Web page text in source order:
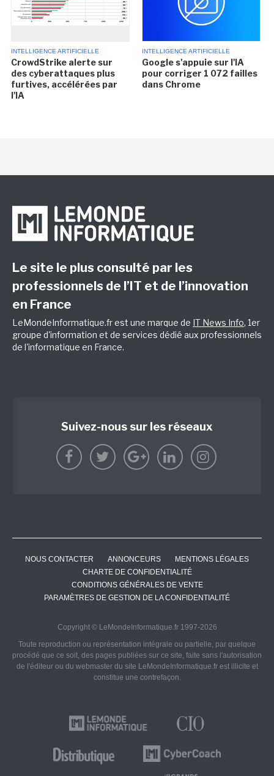
INTELLIGENCE ARTIFICIELLE
CrowdStrike alerte sur
des cyberattaques plus
furtives, accélérées par
l'IA
INTELLIGENCE ARTIFICIELLE
Google s'appuie sur l'IA
pour corriger 1 072 failles
dans Chrome
Le site le plus consulté par les
professionnels de l’IT et de l’innovation
en France
LeMondeInformatique.fr est une marque de IT News Info, 1er
groupe d'information et de services dédié aux professionnels
de l'informatique en France.
Suivez-nous sur les réseaux
NOUS CONTACTER ANNONCEURS
MENTIONS LÉGALES
CHARTE DE CONFIDENTIALITÉ
CONDITIONS GÉNÉRALES DE VENTE
PARAMÈTRES DE GESTION DE LA CONFIDENTIALITÉ
Copyright © LeMondeInformatique.fr 1997-2026
Toute reproduction ou représentation intégrale ou partielle, par quelque
procédé que ce soit, des pages publiées sur ce site, faite sans l'autorisation
de l'éditeur ou du webmaster du site LeMondeInformatique.fr est illicite et
constitue une contrefaçon.